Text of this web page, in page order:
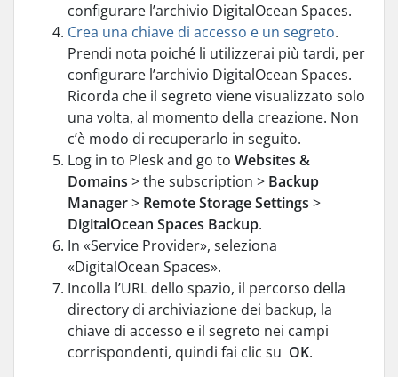
configurare l’archivio DigitalOcean Spaces.
Crea una chiave di accesso e un segreto.
Prendi nota poiché li utilizzerai più tardi, per
configurare l’archivio DigitalOcean Spaces.
Ricorda che il segreto viene visualizzato solo
una volta, al momento della creazione. Non
c’è modo di recuperarlo in seguito.
Log in to Plesk and go to Websites &
Domains > the subscription > Backup
Manager> Remote Storage Settings >
DigitalOcean Spaces Backup.
In «Service Provider», seleziona
«DigitalOcean Spaces».
Incolla l’URL dello spazio, il percorso della
directory di archiviazione dei backup, la
chiave di accesso e il segreto nei campi
corrispondenti, quindi fai clic su OK.